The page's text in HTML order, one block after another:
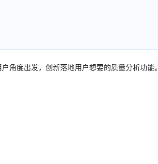
角度出发，创新落地用户想要的质量分析功能。